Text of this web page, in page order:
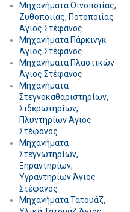
Μηχανήματα Οινοποιίας,
Ζυθοποιίας, Ποτοποιίας
Άγιος Στέφανος
Μηχανήματα Πάρκινγκ
Άγιος Στέφανος
Μηχανήματα Πλαστικών
Άγιος Στέφανος
Μηχανήματα
Στεγνοκαθαριστηρίων,
Σιδερωτηρίων,
Πλυντηρίων Άγιος
Στέφανος
Μηχανήματα
Στεγνωτηρίων,
Ξηραντηρίων,
Υγραντηρίων Άγιος
Στέφανος
Μηχανήματα Τατουάζ,